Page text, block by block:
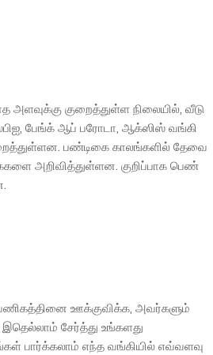
குறைத்துள்ள நிலையில், வீடு
பேங்க் ஆப் பரோடா, ஆக்ஸிஸ் வங்கி
பண்டிகை காலங்களில் தேவை
அறிவித்துள்ளன. குறிப்பாக பெண்
ஊக்குவிக்க, அவர்களும்
சேர்த்து உங்களது
பார்க்கலாம் எந்த வங்கியில் எவ்வளவு